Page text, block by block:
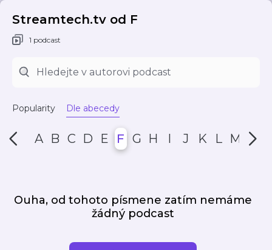
Streamtech.tv od F
1 podcast
Popularity Dle abecedy
A B C D E F G H I J K L M N
Ouha, od tohoto písmene zatím nemáme
žádný podcast